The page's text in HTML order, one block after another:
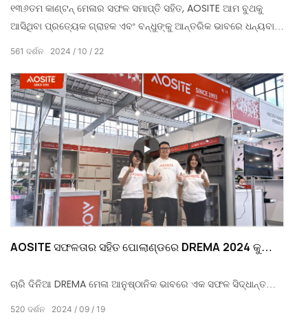
୧୩୬ତମ କାଣ୍ଟନ୍ ମେଳାର ସଫଳ ସମାପ୍ତି ସହିତ, AOSITE ଆମ ବୁଥକୁ
ଆସିଥିବା ପ୍ରତ୍ୟେକ ଗ୍ରାହକ ଏବଂ ବନ୍ଧୁଙ୍କୁ ଆନ୍ତରିକ ଭାବରେ ଧନ୍ୟବାଦ
ଜଣାଇବାକୁ ଚାହୁଁଛି। ଏହି ବିଶ୍ୱ ପ୍ରସିଦ୍ଧ ଅର୍ଥନୈତିକ ଏବଂ ବାଣିଜ୍ୟ
ଦେଖିଲୁ।
2024 10 22
561 ଦର୍ଶନ
AOSITE ସଫଳତାର ସହିତ ପୋଲାଣ୍ଡରେ DREMA 2024 କୁ
ଚାରି ଦିନିଆ DREMA ମେଳା ଆନୁଷ୍ଠାନିକ ଭାବରେ ଏକ ସଫଳ ସିଦ୍ଧାନ୍ତରେ
ପହଞ୍ଚିଲା | ଏହି ଭୋଜିରେ, ଯାହା ବିଶ୍ industry ଶିଳ୍ପର ଅଭିଜିତଙ୍କୁ
2024 09 19
520 ଦର୍ଶନ